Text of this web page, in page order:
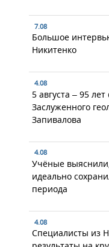
7.08
Большое
Никитенко
4.08
5 августа – 95
Заслуженного
Запивалова
4.08
Учёные
идеально
периода
4.08
Специалисты из